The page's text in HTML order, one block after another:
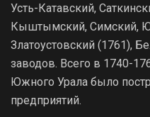
Усть-Катавский,
Кыштымский, Симский,
Златоустовский (1761),
заводов. Всего в 1740-
Южного Урала было
предприятий.